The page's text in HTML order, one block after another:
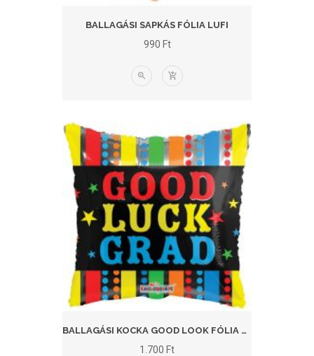
BALLAGÁSI SAPKÁS FÓLIA LUFI
990 Ft
BALLAGÁSI KOCKA GOOD LOOK FÓLIA LUFI
1.700 Ft